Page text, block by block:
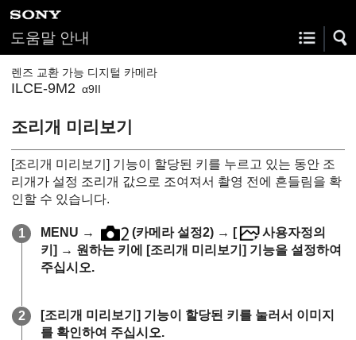
도움말 안내
렌즈 교환 가능 디지털 카메라
ILCE-9M2 α9II
조리개 미리보기
[조리개 미리보기] 기능이 할당된 키를 누르고 있는 동안 조
리개가 설정 조리개 값으로 조여져서 촬영 전에 흔들림을 확
인할 수 있습니다.
MENU → (카메라 설정2) → [
사용자정의
키] → 원하는 키에 [조리개 미리보기] 기능을 설정하여
주십시오.
[조리개 미리보기] 기능이 할당된 키를 눌러서 이미지
를 확인하여 주십시오.